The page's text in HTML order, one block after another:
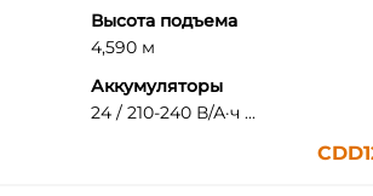
Высота подъема
4,590 м
Аккумуляторы
24 / 210-240 В/А·ч ...